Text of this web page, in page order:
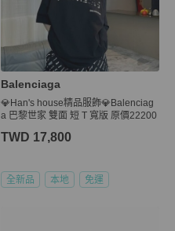
Balenciaga
💎Han's house精品服飾💎Balenciag
a 巴黎世家 雙面 短 T 寬版 原價22200
TWD 17,800
全新品 本地 免運